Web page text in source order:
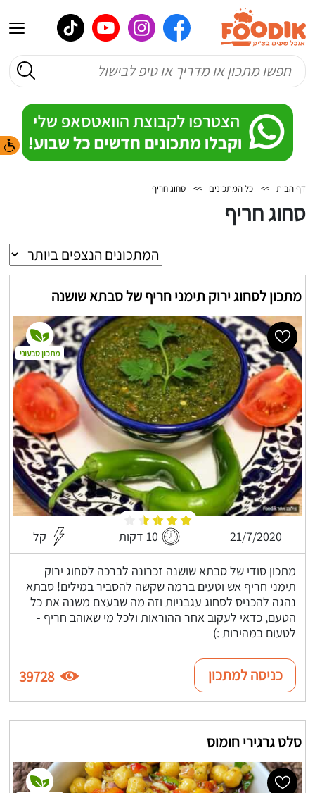
דף הבית >> כל המתכונים >> סחוג חריף
סחוג חריף
מתכון לסחוג ירוק תימני חריף של סבתא שושנה
21/7/2020 10 דקות קל
מתכון סודי של סבתא שושנה זכרונה לברכה לסחוג ירוק
תימני חריף אש וטעים ברמה שקשה להסביר במילים! סבתא
נהגה להכניס לסחוג עגבניות וזה מה שבעצם משנה את כל
הטעם, כדאי לעקוב אחר ההוראות ולכל מי שאוהב חריף -
לטעום במהירות :)
מתכון טבעוני
כניסה למתכון 39728
סלט גרגירי חומוס